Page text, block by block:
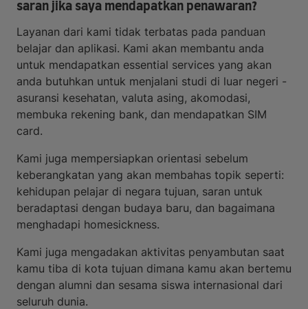
saran jika saya mendapatkan penawaran?
Layanan dari kami tidak terbatas pada panduan
belajar dan aplikasi. Kami akan membantu anda
untuk mendapatkan essential services yang akan
anda butuhkan untuk menjalani studi di luar negeri -
asuransi kesehatan, valuta asing, akomodasi,
membuka rekening bank, dan mendapatkan SIM
card.
Kami juga mempersiapkan orientasi sebelum
keberangkatan yang akan membahas topik seperti:
kehidupan pelajar di negara tujuan, saran untuk
beradaptasi dengan budaya baru, dan bagaimana
menghadapi homesickness.
Kami juga mengadakan aktivitas penyambutan saat
kamu tiba di kota tujuan dimana kamu akan bertemu
dengan alumni dan sesama siswa internasional dari
seluruh dunia.